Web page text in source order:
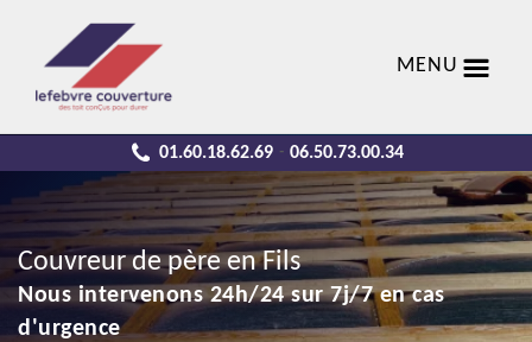
MENU
01.60.18.62.69 - 06.50.73.00.34
Couvreur de père en Fils
Nous intervenons 24h/24 sur 7j/7 en cas
d'urgence